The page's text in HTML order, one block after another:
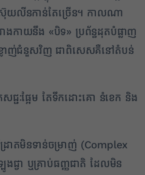
ស៊ុយលីនកាន់តែច្រើន។ កាលណា
កាយនឹង «បិទ» ប្រព័ន្ធដុតបំផ្លាញ
ខ្លាញ់ជំនួសវិញ ជាពិសេសគឺនៅតំបន់
សជ្ជៈផ្អែម តែទឹកដោះគោ នំខេក និង
ាតមិនទាន់ចម្រាញ់ (Complex
វា ឬគ្រាប់ធញ្ញជាតិ ដែលមិន